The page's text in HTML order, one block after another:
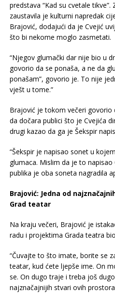
predstava “Kad su cvetale
zaustavila je kulturni napredak
Brajović, dodajući da je Cvejić
što bi nekome moglo zasmetati.
“Njegov glumački dar nije bio u
govorio da se ponaša, a ne da
ponašam”, govorio je. To nije
vješt u tome.”
Brajović je tokom večeri govorio
da dočara publici što je Cvejića
drugi kazao da ga je Šekspir
“Šekspir je napisao sonet u
glumaca. Mislim da je to napisao
publika je oba soneta nagradila
Brajović: Jedna od
Grad teatar
Na kraju večeri, Brajović je
radu i projektima Grada teatra
“Čuvajte to što imate, borite se
teatar, kud ćete ljepše ime. On
se. On dugo traje i treba još
najznačajnijih stvari ovih